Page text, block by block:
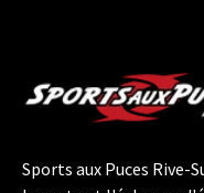
Sports aux Puces Rive-